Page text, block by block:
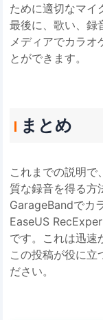
ために適切なマイ
最後に、歌い、録
メディアでカラオ
とができます。
まとめ
これまでの説明で
質な録音を得る方
GarageBandでカ
EaseUS
です。これは迅速
この投稿が役に立
ださい。